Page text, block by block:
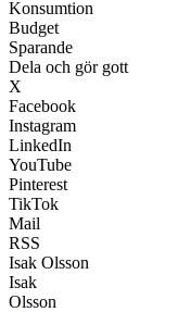
Konsumtion
Budget
Sparande
Dela och gör gott
X
Facebook
Instagram
LinkedIn
YouTube
Pinterest
TikTok
Mail
RSS
Isak Olsson
Isak
Olsson